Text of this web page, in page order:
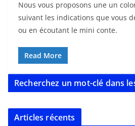
Nous vous proposons une un
suivant les indications que vous
ou en écoutant le mini conte.
Read More
Recherchez un mot-clé dans
Articles récents